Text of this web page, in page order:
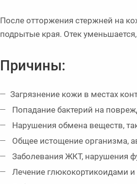
После отторжения стержней на
подрытые края. Отек
Причины:
Загрязнение кожи в местах
Попадание бактерий на
Нарушения обмена веществ,
Общее истощение организма,
Заболевания ЖКТ, нарушения
Лечение глюкокортикоидами